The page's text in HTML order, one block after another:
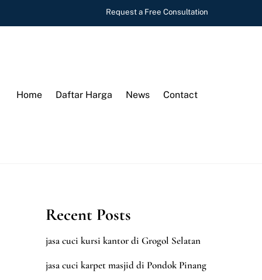
Request a Free Consultation
Home Daftar Harga News Contact
Recent Posts
jasa cuci kursi kantor di Grogol Selatan
jasa cuci karpet masjid di Pondok Pinang